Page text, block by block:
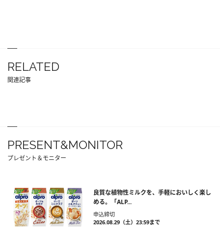
RELATED
関連記事
PRESENT&MONITOR
プレゼント＆モニター
良質な植物性ミルクを、手軽においしく楽し
める。「ALP...
申込締切
2026.08.29（土）23:59まで